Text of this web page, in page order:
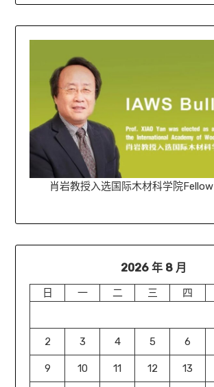
肖岩教授入选国际木材科学院Fellow
2026 年 8 月
日 一 二 三 四
2 3 4 5 6
9 10 11 12 13